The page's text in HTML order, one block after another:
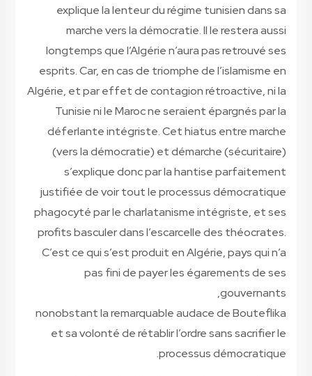
explique la lenteur du régime tunisien dans sa
marche vers la démocratie. Il le restera aussi
longtemps que l’Algérie n’aura pas retrouvé ses
esprits. Car, en cas de triomphe de l’islamisme en
Algérie, et par effet de contagion rétroactive, ni la
Tunisie ni le Maroc ne seraient épargnés par la
déferlante intégriste. Cet hiatus entre marche
(vers la démocratie) et démarche (sécuritaire)
s’explique donc par la hantise parfaitement
justifiée de voir tout le processus démocratique
phagocyté par le charlatanisme intégriste, et ses
profits basculer dans l’escarcelle des théocrates.
C’est ce qui s’est produit en Algérie, pays qui n’a
pas fini de payer les égarements de ses
gouvernants,
nonobstant la remarquable audace de Bouteflika
et sa volonté de rétablir l’ordre sans sacrifier le
processus démocratique.